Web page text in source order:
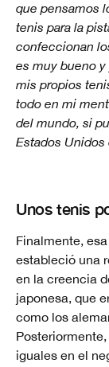
que pensamos
tenis para la
confeccionan
es muy bueno
mis propios
todo en mi
del mundo, si
Estados Unidos
Unos tenis
Finalmente,
estableció una
en la creencia
japonesa, que
como los
iguales en el